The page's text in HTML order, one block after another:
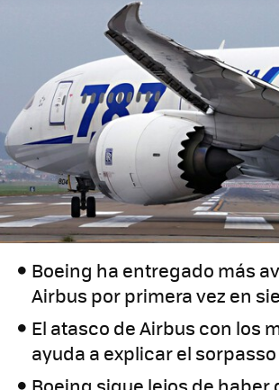
Boeing ha entregado más
Airbus por primera vez en
El atasco de Airbus con los
ayuda a explicar el sorpasso